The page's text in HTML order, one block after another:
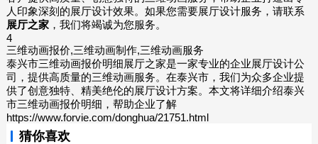
人印象深刻的展厅设计效果。如果您需要展厅设计服务，请联系
展厅之家，我们将竭诚为您服务。
4
三维动画报价,三维动画制作,三维动画服务
泰兴市三维动画报价明细展厅之家是一家专业的企业展厅设计公
司，提供高质量的三维动画服务。在泰兴市，我们为众多企业提
供了创意独特、精美绝伦的展厅设计方案。本文将详细介绍泰兴
市三维动画报价明细，帮助企业了解
https://www.forvie.com/donghua/21751.html
猜你喜欢